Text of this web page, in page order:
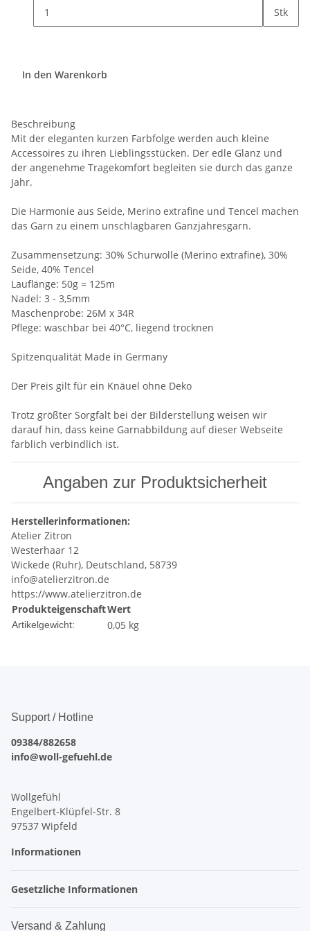
Stk
In den Warenkorb
Beschreibung
Mit der eleganten kurzen Farbfolge werden auch kleine
Accessoires zu ihren Lieblingsstücken. Der edle Glanz und
der angenehme Tragekomfort begleiten sie durch das ganze
Jahr.
Die Harmonie aus Seide, Merino extrafine und Tencel machen
das Garn zu einem unschlagbaren Ganzjahresgarn.
Zusammensetzung: 30% Schurwolle (Merino extrafine), 30%
Seide, 40% Tencel
Lauflänge: 50g = 125m
Nadel: 3 - 3,5mm
Maschenprobe: 26M x 34R
Pflege: waschbar bei 40°C, liegend trocknen
Spitzenqualität Made in Germany
Der Preis gilt für ein Knäuel ohne Deko
Trotz größter Sorgfalt bei der Bilderstellung weisen wir
darauf hin, dass keine Garnabbildung auf dieser Webseite
farblich verbindlich ist.
Angaben zur Produktsicherheit
Herstellerinformationen:
Atelier Zitron
Westerhaar 12
Wickede (Ruhr), Deutschland, 58739
info@atelierzitron.de
https://www.atelierzitron.de
ProdukteigenschaftWert
Artikelgewicht: 0,05 kg
Support / Hotline
09384/882658
info@woll-gefuehl.de
Wollgefühl
Engelbert-Klüpfel-Str. 8
97537 Wipfeld
Informationen
Gesetzliche Informationen
Versand & Zahlung